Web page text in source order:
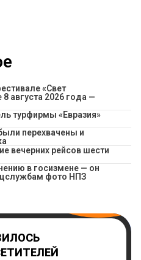
«Свет
августа 2026 года —
турфирмы «Евразия»
перехвачены и
вечерних рейсов шести
в госизмене — он
фото НПЗ